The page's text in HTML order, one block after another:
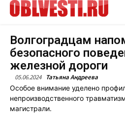
Волгоградцам
безопасного
железной дороги
05.06.2024 Татьяна Андреева
Особое внимание уделено
непроизводственного
магистрали.